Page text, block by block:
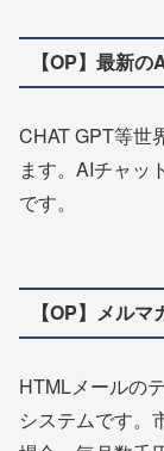
【OP】最新の
CHAT GPT等世
ます。AIチャッ
です。
【OP】メル
HTMLメールの
システムです。